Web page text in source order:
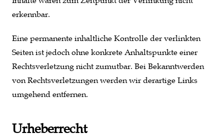
erkennbar.
Eine permanente inhaltliche Kontrolle der verlinkten
Seiten ist jedoch ohne konkrete Anhaltspunkte einer
Rechtsverletzung nicht zumutbar. Bei Bekanntwerden
von Rechtsverletzungen werden wir derartige Links
umgehend entfernen.
Urheberrecht